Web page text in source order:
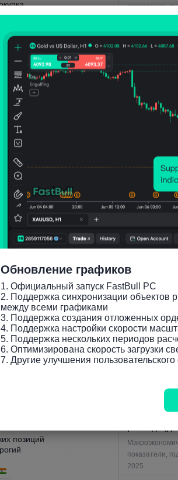
показатели,
внутренний
паритету
МВФ)
внутренний
накопление
показатели,
2025
процентах
показатели,
2025
внутренний
показатели,
2025
Обновление графиков
1. Официальный запуск FastBull PC
2. Поддержка синхронизации объектов
между всеми графиками
3. Поддержка создания отложенных
4. Поддержка настройки скорости
5. Поддержка нескольких периодов
6. Оптимизирована скорость загрузки
7. Другие улучшения